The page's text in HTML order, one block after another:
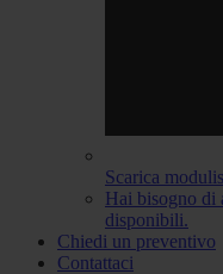
Scarica
Hai bisogno di
disponibili.
Chiedi un preventivo
Contattaci